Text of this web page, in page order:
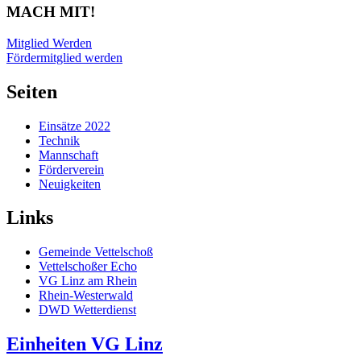
MACH MIT!
Mitglied Werden
Fördermitglied werden
Seiten
Einsätze 2022
Technik
Mannschaft
Förderverein
Neuigkeiten
Links
Gemeinde Vettelschoß
Vettelschoßer Echo
VG Linz am Rhein
Rhein-Westerwald
DWD Wetterdienst
Einheiten VG Linz